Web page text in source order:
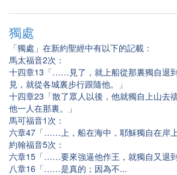
獨處
「獨處」在新約聖經中有以下的記載：
馬太福音2次：
十四章13「……見了，就上船從那裏獨自退
見，就從各城裏步行跟隨他。」
十四章23「散了眾人以後，他就獨自上山去
他一人在那裏。」
馬可福音1次：
六章47「……上，船在海中，耶穌獨自在岸
約翰福音5次：
六章15「……要來強逼他作王，就獨自又退到
八章16「……是真的；因為不...